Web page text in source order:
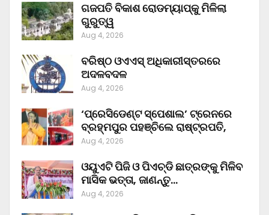
ଗଜପତି ବିକାଶ ରୋଡମ୍ୟାପ୍‌କୁ ମିଳିଲା
ଗୁରୁତ୍ୱ
Aug 4, 2026
ବରିଷ୍ଠ ଓଏଏସ୍‌ ଅଧିକାରୀସ୍ତରରେ
ଅଦଳବଦଳ
Aug 4, 2026
‘ପ୍ରେସିଡେଣ୍ଟ ସ୍ପେଶାଲ’ ଟ୍ରେନରେ
ବ୍ରହ୍ମପୁର ପହଞ୍ଚିଲେ ରାଷ୍ଟ୍ରପତି,
Aug 4, 2026
ଓୟୁଏଟି ପିଜି ଓ ପିଏଚ୍‌ଡି ଛାତ୍ରଙ୍କୁ ମିଳିବ
ମାସିକ ଭତ୍ତା, ଜାଣନ୍ତୁ…
Aug 4, 2026